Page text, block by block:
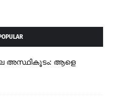
അസ്ഥികൂടം: ആളെ